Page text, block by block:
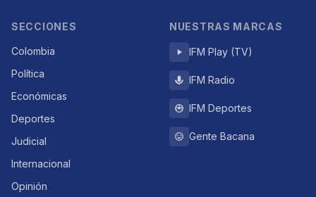
SECCIONES
Colombia
Política
Económicas
Deportes
Judicial
Internacional
Opinión
NUESTRAS MARCAS
IFM Play (TV)
IFM Radio
IFM Deportes
Gente Bacana